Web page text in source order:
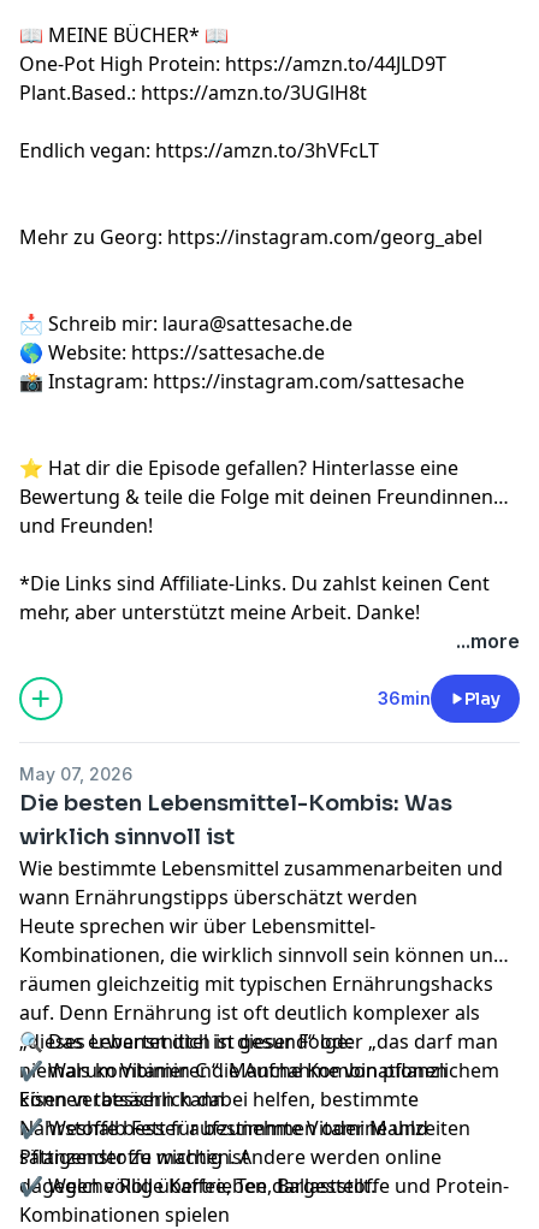
📖 MEINE BÜCHER* 📖
One-Pot High Protein: https://amzn.to/44JLD9T
Plant.Based.: https://amzn.to/3UGlH8t
Endlich vegan: https://amzn.to/3hVFcLT
Mehr zu Georg: https://instagram.com/georg_abel
📩 Schreib mir: laura@sattesache.de
🌎 Website: https://sattesache.de
📸 Instagram: https://instagram.com/sattesache
⭐️ Hat dir die Episode gefallen? Hinterlasse eine
Bewertung & teile die Folge mit deinen Freundinnen
und Freunden!
*Die Links sind Affiliate-Links. Du zahlst keinen Cent
mehr, aber unterstützt meine Arbeit. Danke!
...more
36min Play
May 07, 2026
Die besten Lebensmittel-Kombis: Was
wirklich sinnvoll ist
Wie bestimmte Lebensmittel zusammenarbeiten und
wann Ernährungstipps überschätzt werden
Heute sprechen wir über Lebensmittel-
Kombinationen, die wirklich sinnvoll sein können und
räumen gleichzeitig mit typischen Ernährungshacks
auf. Denn Ernährung ist oft deutlich komplexer als
„dieses Lebensmittel ist gesund“ oder „das darf man
niemals kombinieren“. Manche Kombinationen
können tatsächlich dabei helfen, bestimmte
Nährstoffe besser aufzunehmen oder Mahlzeiten
sättigender zu machen. Andere werden online
dagegen völlig übertrieben dargestellt.
🔍 Das erwartet dich in dieser Folge:
✔ Warum Vitamin C die Aufnahme von pflanzlichem
Eisen verbessern kann
✔ Weshalb Fett für bestimmte Vitamine und
Pflanzenstoffe wichtig ist
✔ Welche Rolle Kaffee, Tee, Ballaststoffe und Protein-
Kombinationen spielen